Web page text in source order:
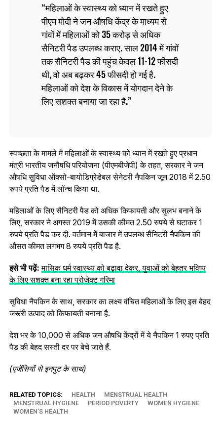
महिलाओं के स्वास्थ्य को ध्यान में रखते हुए
पीएम मोदी ने जन औषधि केंद्र के माध्यम से
गांवों में महिलाओं को 35 करोड़ से अधिक
सैनिटरी पैड उपलब्ध कराए. साल 2014 में गांवों
तक सैनिटरी पैड की पहुंच केवल 11-12 फीसदी
थी, वो अब बढ़कर 45 फीसदी हो गई है.
महिलाओं को देश के विकास में योगदान देने के
लिए सशक्त बनाया जा रहा है.
स्वच्छता के मामले में महिलाओं के स्वास्थ्य को ध्यान में रखते हुए प्रधान
मंत्री भारतीय जनौषधि परियोजना (पीएमबीजेपी) के तहत, सरकार ने जन
औषधि सुविधा ऑक्सो-बायोडिग्रेडेबल सेनेटरी नैपकिन जून 2018 में 2.50
रुपये प्रति पैड में लॉन्च किया था.
महिलाओं के लिए सैनिटरी पैड को अधिक किफायती और सुलभ बनाने के
लिए, सरकार ने अगस्त 2019 में उसकी कीमत 2.50 रुपये से घटाकर 1
रुपये प्रति पैड कर दी. वर्तमान में बाजार में उपलब्ध सैनिटरी नैपकिन की
औसत कीमत लगभग 8 रुपये प्रति पैड है.
इसे भी पढ़ें:मासिक धर्म स्वास्थ्य को बढ़ावा देकर, युवाओं को बेहतर भविष्य
के लिए सशक्त बना रहा प्रोजेक्ट गरिमा
सुविधा नैपकिन के साथ, सरकार का लक्ष्य वंचित महिलाओं के लिए इस बेहद
जरूरी उत्पाद को किफायती बनाना है.
देश भर के 10,000 से अधिक जन औषधि केंद्रों में ये नैपकिन 1 रुपए प्रति
पैड की बेहद सस्ती दर पर बेचे जाते हैं.
(एजेंसियों से इनपुट के साथ)
RELATED TOPICS: HEALTH
MENSTRUAL HEALTH
MENSTRUAL HYGIENE
PERIOD POVERTY
WOMEN HYGIENE
WOMEN’S HEALTH